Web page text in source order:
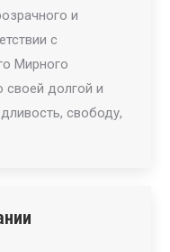
и
с
Мирного
своей долгой и
свободу,